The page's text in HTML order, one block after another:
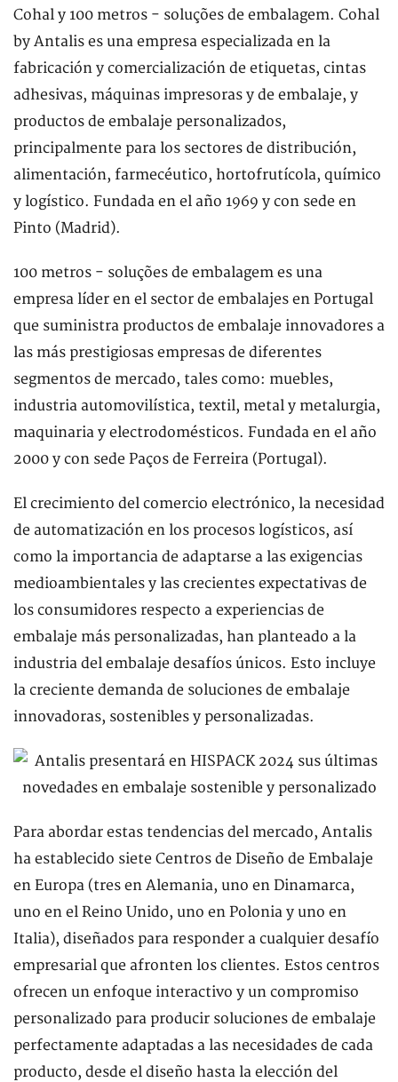
Cohal y 100 metros - soluções de embalagem. Cohal
by Antalis es una empresa especializada en la
fabricación y comercialización de etiquetas, cintas
adhesivas, máquinas impresoras y de embalaje, y
productos de embalaje personalizados,
principalmente para los sectores de distribución,
alimentación, farmecéutico, hortofrutícola, químico
y logístico. Fundada en el año 1969 y con sede en
Pinto (Madrid).
100 metros - soluções de embalagem es una
empresa líder en el sector de embalajes en Portugal
que suministra productos de embalaje innovadores a
las más prestigiosas empresas de diferentes
segmentos de mercado, tales como: muebles,
industria automovilística, textil, metal y metalurgia,
maquinaria y electrodomésticos. Fundada en el año
2000 y con sede Paços de Ferreira (Portugal).
El crecimiento del comercio electrónico, la necesidad
de automatización en los procesos logísticos, así
como la importancia de adaptarse a las exigencias
medioambientales y las crecientes expectativas de
los consumidores respecto a experiencias de
embalaje más personalizadas, han planteado a la
industria del embalaje desafíos únicos. Esto incluye
la creciente demanda de soluciones de embalaje
innovadoras, sostenibles y personalizadas.
Para abordar estas tendencias del mercado, Antalis
ha establecido siete Centros de Diseño de Embalaje
en Europa (tres en Alemania, uno en Dinamarca,
uno en el Reino Unido, uno en Polonia y uno en
Italia), diseñados para responder a cualquier desafío
empresarial que afronten los clientes. Estos centros
ofrecen un enfoque interactivo y un compromiso
personalizado para producir soluciones de embalaje
perfectamente adaptadas a las necesidades de cada
producto, desde el diseño hasta la elección del